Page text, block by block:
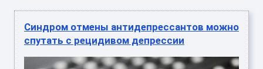
Синдром отмены антидепрессантов можно
спутать с рецидивом депрессии